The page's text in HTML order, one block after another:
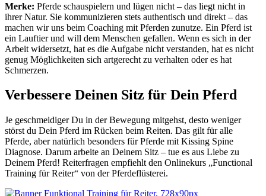
Merke: Pferde schauspielern und lügen nicht – das liegt nicht in
ihrer Natur. Sie kommunizieren stets authentisch und direkt – das
machen wir uns beim Coaching mit Pferden zunutze. Ein Pferd ist
ein Lauftier und will dem Menschen gefallen. Wenn es sich in der
Arbeit widersetzt, hat es die Aufgabe nicht verstanden, hat es nicht
genug Möglichkeiten sich artgerecht zu verhalten oder es hat
Schmerzen.
Verbessere Deinen Sitz für Dein Pferd
Je geschmeidiger Du in der Bewegung mitgehst, desto weniger
störst du Dein Pferd im Rücken beim Reiten. Das gilt für alle
Pferde, aber natürlich besonders für Pferde mit Kissing Spine
Diagnose. Darum arbeite an Deinem Sitz – tue es aus Liebe zu
Deinem Pferd! Reiterfragen empfiehlt den Onlinekurs „Functional
Training für Reiter“ von der Pferdeflüsterei.